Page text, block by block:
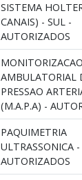
SISTEMA
CANAIS) - SUL -
AUTORIZADOS
MONITORIZACAO
AMBULATORIAL
PRESSAO
(M.A.P.A) -
PAQUIMETRIA
ULTRASSONICA
AUTORIZADOS